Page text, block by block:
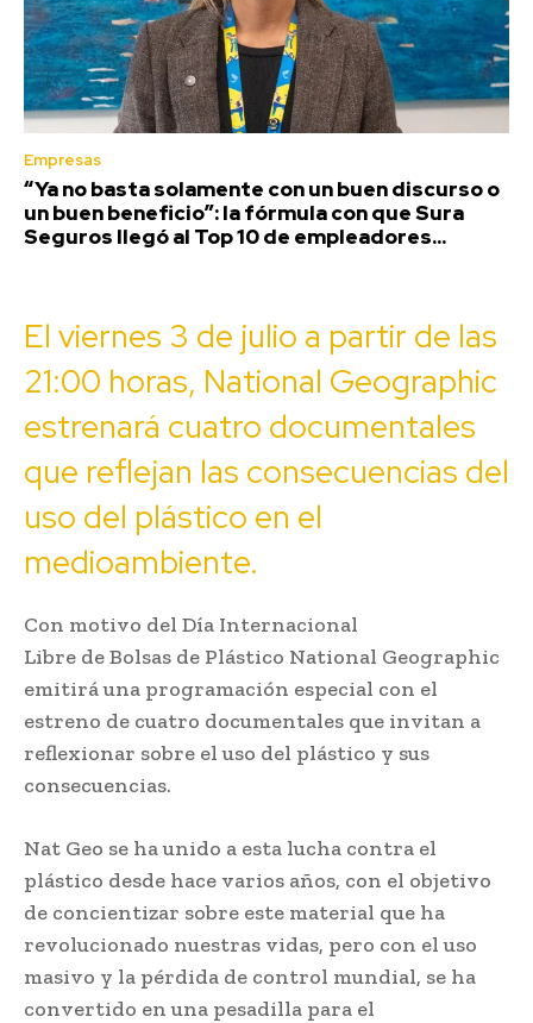
Empresas
“Ya no basta solamente con un buen discurso o
un buen beneficio”: la fórmula con que Sura
Seguros llegó al Top 10 de empleadores...
El viernes 3 de julio a partir de las
21:00 horas, National Geographic
estrenará cuatro documentales
que reflejan las consecuencias del
uso del plástico en el
medioambiente.
Con motivo del Día Internacional
Libre de Bolsas de Plástico National Geographic
emitirá una programación especial con el
estreno de cuatro documentales que invitan a
reflexionar sobre el uso del plástico y sus
consecuencias.
Nat Geo se ha unido a esta lucha contra el
plástico desde hace varios años, con el objetivo
de concientizar sobre este material que ha
revolucionado nuestras vidas, pero con el uso
masivo y la pérdida de control mundial, se ha
convertido en una pesadilla para el